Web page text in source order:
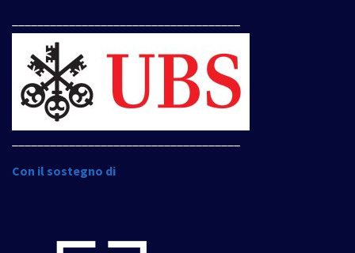
Con il sostegno di